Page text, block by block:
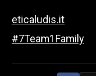
eticaludis.it
#7Team1Family